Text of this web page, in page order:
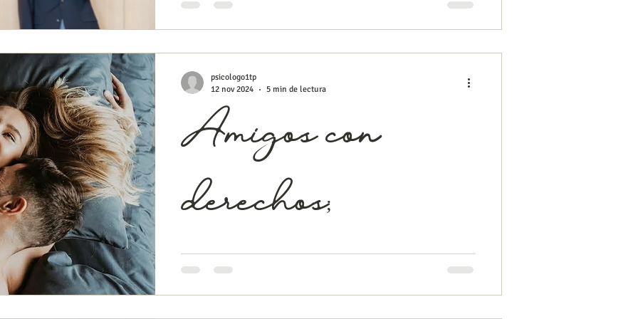
muchos de nosotros nos hemos cuestionado en algún
Amigos con
derechos;
“Consecuencias, ganancias y pérdidas”. Amigo con derecho,
con beneficios o “amigovios” son algunos de los conceptos
psicologo1tp
12 nov 2024
5 min de lectura